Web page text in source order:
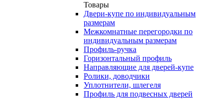
Товары
Двери-купе по индивидуальным
размерам
Межкомнатные перегородки по
индивидуальным размерам
Профиль-ручка
Горизонтальный профиль
Направляющие для дверей-купе
Ролики, доводчики
Уплотнители, шлегеля
Профиль для подвесных дверей